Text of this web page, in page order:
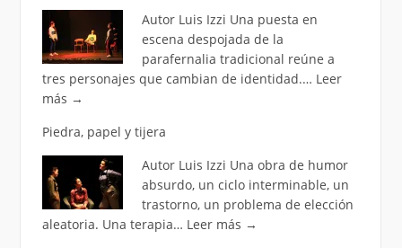
Autor Luis Izzi Una puesta en
escena despojada de la
parafernalia tradicional reúne a
tres personajes que cambian de identidad.… Leer
más →
Piedra, papel y tijera
Autor Luis Izzi Una obra de humor
absurdo, un ciclo interminable, un
trastorno, un problema de elección
aleatoria. Una terapia… Leer más →